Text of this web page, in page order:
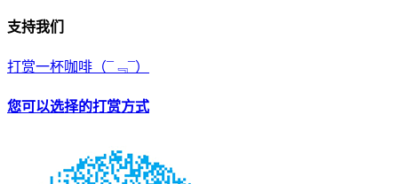
支持我们
打赏一杯咖啡 （¯﹃¯）
您可以选择的打赏方式